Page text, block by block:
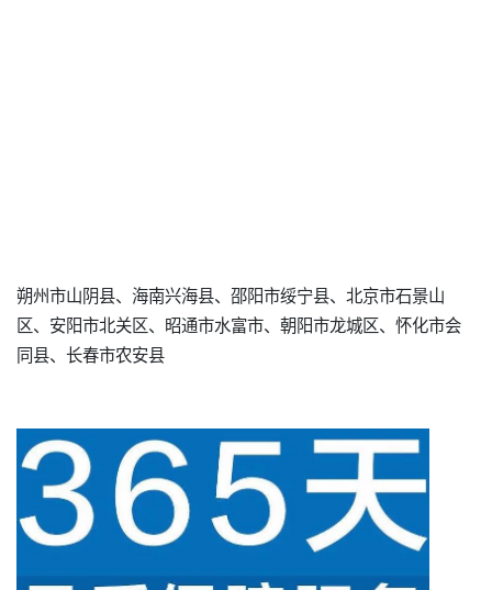
朔州市山阴县、海南兴海县、邵阳市绥宁县、北京市石景山
区、安阳市北关区、昭通市水富市、朝阳市龙城区、怀化市会
同县、长春市农安县